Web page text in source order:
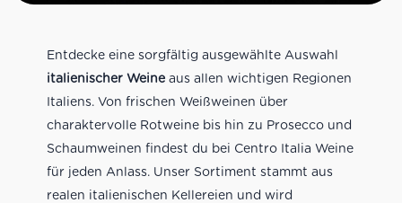
Entdecke eine sorgfältig ausgewählte Auswahl
italienischer Weineaus allen wichtigen Regionen
Italiens. Von frischen Weißweinen über
charaktervolle Rotweine bis hin zu Prosecco und
Schaumweinen findest du bei Centro Italia Weine
für jeden Anlass. Unser Sortiment stammt aus
realen italienischen Kellereien und wird